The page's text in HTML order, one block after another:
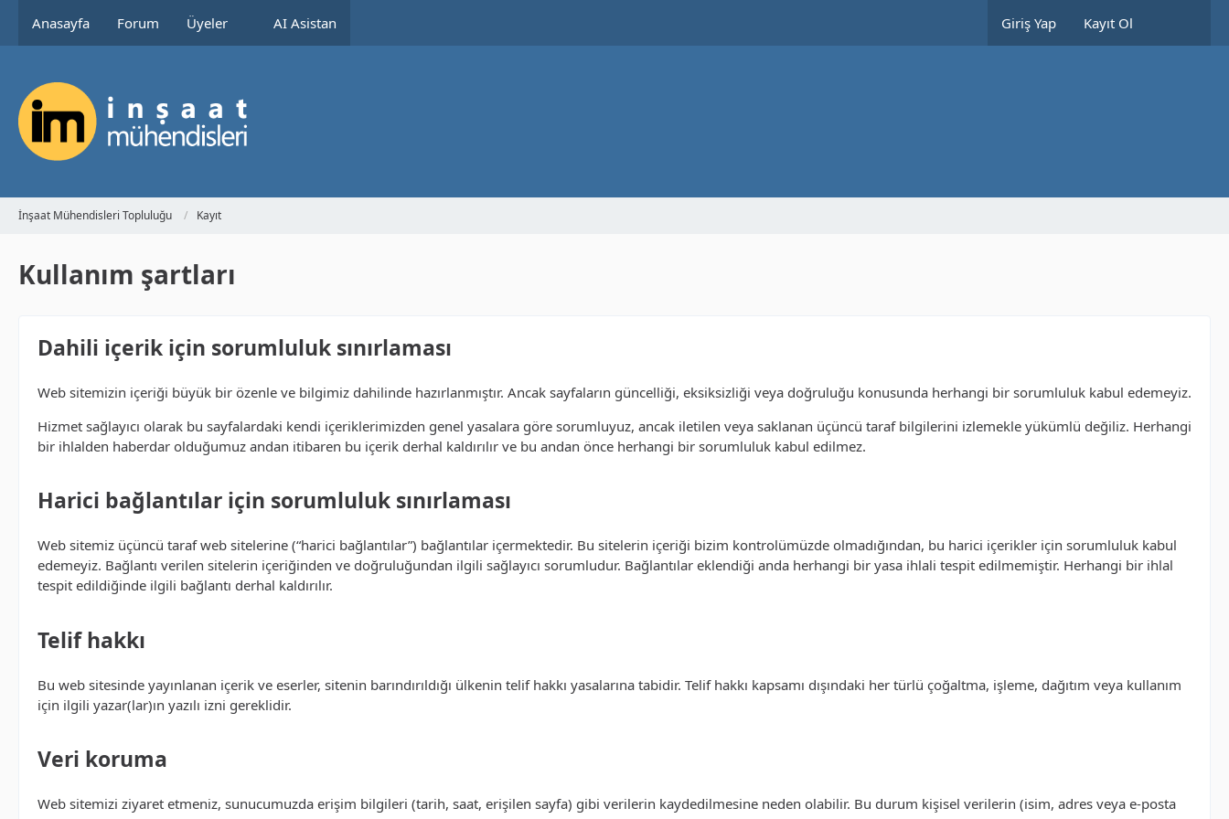
Anasayfa Forum Üyeler AI Asistan Giriş Yap Kayıt Ol
İnşaat Mühendisleri Topluluğu Kayıt
Kullanım şartları
Dahili içerik için sorumluluk sınırlaması
Web sitemizin içeriği büyük bir özenle ve bilgimiz dahilinde hazırlanmıştır. Ancak sayfaların güncelliği, eksiksizliği veya doğruluğu konusunda herhangi bir sorumluluk kabul edemeyiz.
Hizmet sağlayıcı olarak bu sayfalardaki kendi içeriklerimizden genel yasalara göre sorumluyuz, ancak iletilen veya saklanan üçüncü taraf bilgilerini izlemekle yükümlü değiliz. Herhangi
bir ihlalden haberdar olduğumuz andan itibaren bu içerik derhal kaldırılır ve bu andan önce herhangi bir sorumluluk kabul edilmez.
Harici bağlantılar için sorumluluk sınırlaması
Web sitemiz üçüncü taraf web sitelerine (“harici bağlantılar”) bağlantılar içermektedir. Bu sitelerin içeriği bizim kontrolümüzde olmadığından, bu harici içerikler için sorumluluk kabul
edemeyiz. Bağlantı verilen sitelerin içeriğinden ve doğruluğundan ilgili sağlayıcı sorumludur. Bağlantılar eklendiği anda herhangi bir yasa ihlali tespit edilmemiştir. Herhangi bir ihlal
tespit edildiğinde ilgili bağlantı derhal kaldırılır.
Telif hakkı
Bu web sitesinde yayınlanan içerik ve eserler, sitenin barındırıldığı ülkenin telif hakkı yasalarına tabidir. Telif hakkı kapsamı dışındaki her türlü çoğaltma, işleme, dağıtım veya kullanım
için ilgili yazar(lar)ın yazılı izni gereklidir.
Veri koruma
Web sitemizi ziyaret etmeniz, sunucumuzda erişim bilgileri (tarih, saat, erişilen sayfa) gibi verilerin kaydedilmesine neden olabilir. Bu durum kişisel verilerin (isim, adres veya e-posta